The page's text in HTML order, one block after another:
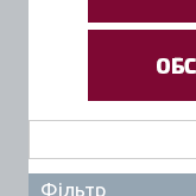
Фільтр